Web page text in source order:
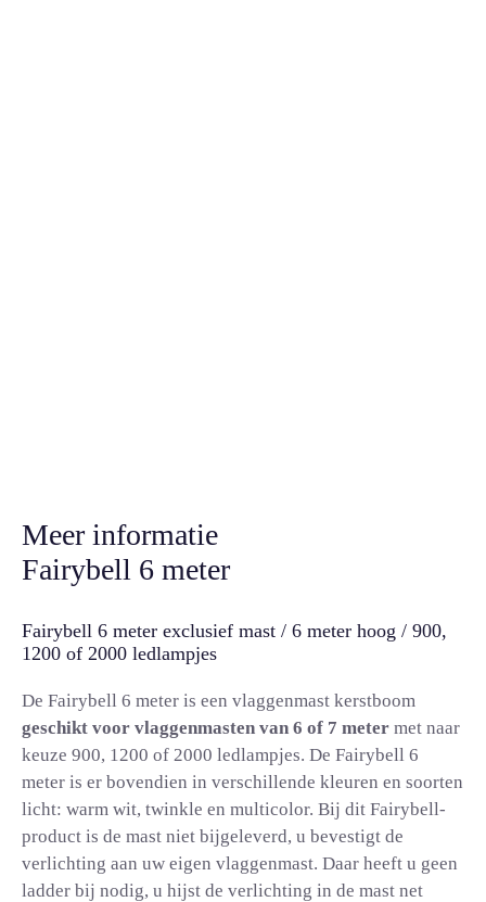
Meer informatie
Fairybell 6 meter
Fairybell 6 meter exclusief mast / 6 meter hoog / 900,
1200 of 2000 ledlampjes
De Fairybell 6 meter is een vlaggenmast kerstboom
geschikt voor vlaggenmasten van 6 of 7 meter met naar
keuze 900, 1200 of 2000 ledlampjes. De Fairybell 6
meter is er bovendien in verschillende kleuren en soorten
licht: warm wit, twinkle en multicolor. Bij dit Fairybell-
product is de mast niet bijgeleverd, u bevestigt de
verlichting aan uw eigen vlaggenmast. Daar heeft u geen
ladder bij nodig, u hijst de verlichting in de mast net